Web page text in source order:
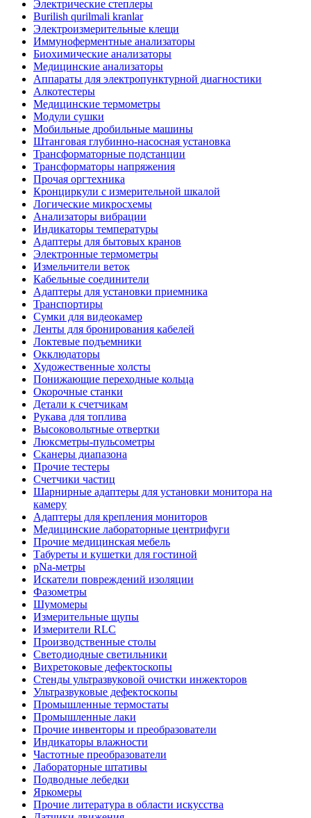
Электрические степлеры
Burilish qurilmali kranlar
Электроизмерительные клещи
Иммуноферментные анализаторы
Биохимические анализаторы
Медицинские анализаторы
Аппараты для электропунктурной диагностики
Алкотестеры
Медицинские термометры
Модули сушки
Мобильные дробильные машины
Штанговая глубинно-насосная установка
Трансформаторные подстанции
Трансформаторы напряжения
Прочая оргтехника
Кронциркули с измерительной шкалой
Логические микросхемы
Анализаторы вибрации
Индикаторы температуры
Адаптеры для бытовых кранов
Электронные термометры
Измельчители веток
Кабельные соединители
Адаптеры для установки приемника
Транспортиры
Сумки для видеокамер
Ленты для бронирования кабелей
Локтевые подъемники
Окклюдаторы
Художественные холсты
Понижающие переходные кольца
Окорочные станки
Детали к счетчикам
Рукава для топлива
Высоковольтные отвертки
Люксметры-пульсометры
Сканеры диапазона
Прочие тестеры
Счетчики частиц
Шарнирные адаптеры для установки монитора на
камеру
Адаптеры для крепления мониторов
Медицинские лабораторные центрифуги
Прочие медицинская мебель
Табуреты и кушетки для гостиной
pNa-метры
Искатели повреждений изоляции
Фазометры
Шумомеры
Измерительные щупы
Измерители RLC
Производственные столы
Светодиодные светильники
Вихретоковые дефектоскопы
Стенды ультразвуковой очистки инжекторов
Ультразвуковые дефектоскопы
Промышленные термостаты
Промышленные лаки
Прочие инвенторы и преобразователи
Индикаторы влажности
Частотные преобразователи
Лабораторные штативы
Подводные лебедки
Яркомеры
Прочие литература в области искусства